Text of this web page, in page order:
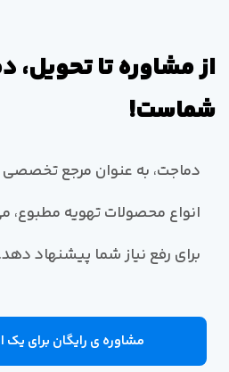
از مشاوره تا تحویل،
شماست!
دماجت، به عنوان مرجع
انواع محصولات تهویه مطبوع،
برای رفع نیاز شما پیشنهاد دهد.
مشاوره ی رایگان برای یک